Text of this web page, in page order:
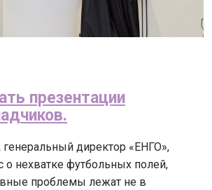
презентации
генеральный директор «ЕНГО»,
о нехватке футбольных полей,
проблемы лежат не в